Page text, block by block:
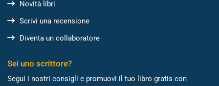
Novità libri
Scrivi una recensione
Diventa un collaboratore
Sei uno scrittore?
Segui i nostri consigli e promuovi il tuo libro gratis con